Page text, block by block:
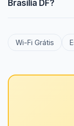
Brasília DF?
Wi-Fi Grátis